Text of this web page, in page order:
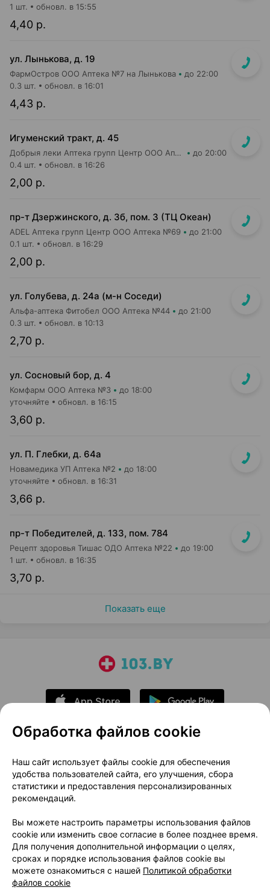
4,40 р.
1 шт. обновл. в 15:55
ул. Лынькова, д. 19
ФармОстров ООО Аптека №7 на Лынькова до 22:00
4,43 р.
0.3 шт. обновл. в 16:01
Игуменский тракт, д. 45
Добрыя леки Аптека групп Центр ООО Аптека №7 до 20:00
2,00 р.
0.4 шт. обновл. в 16:26
пр-т Дзержинского, д. 3б, пом. 3 (ТЦ Океан)
ADEL Аптека групп Центр ООО Аптека №69 до 21:00
2,00 р.
0.1 шт. обновл. в 16:29
ул. Голубева, д. 24а (м-н Соседи)
Альфа-аптека Фитобел ООО Аптека №44 до 21:00
2,70 р.
0.3 шт. обновл. в 10:13
ул. Сосновый бор, д. 4
Комфарм ООО Аптека №3 до 18:00
3,60 р.
уточняйте обновл. в 16:15
ул. П. Глебки, д. 64а
Новамедика УП Аптека №2 до 18:00
3,66 р.
уточняйте обновл. в 16:31
пр-т Победителей, д. 133, пом. 784
Рецепт здоровья Тишас ОДО Аптека №22 до 19:00
3,70 р.
1 шт. обновл. в 16:35
Показать еще
О проекте
Новости проекта
Размещение рекламы
Медицинский маркетинг
Публичный договор
Доставка
Способы оплаты
Вакансии
Партнеры
Написать руководителю 103.by
Написать в поддержку
Персональные настройки Cookie
Обработка файлов cookie
Наш сайт использует файлы cookie для обеспечения
удобства пользователей сайта, его улучшения, сбора
статистики и предоставления персонализированных
рекомендаций.
Вы можете настроить параметры использования файлов
cookie или изменить свое согласие в более позднее время.
Для получения дополнительной информации о целях,
сроках и порядке использования файлов cookie вы
можете ознакомиться с нашей Политикой обработки
файлов cookie